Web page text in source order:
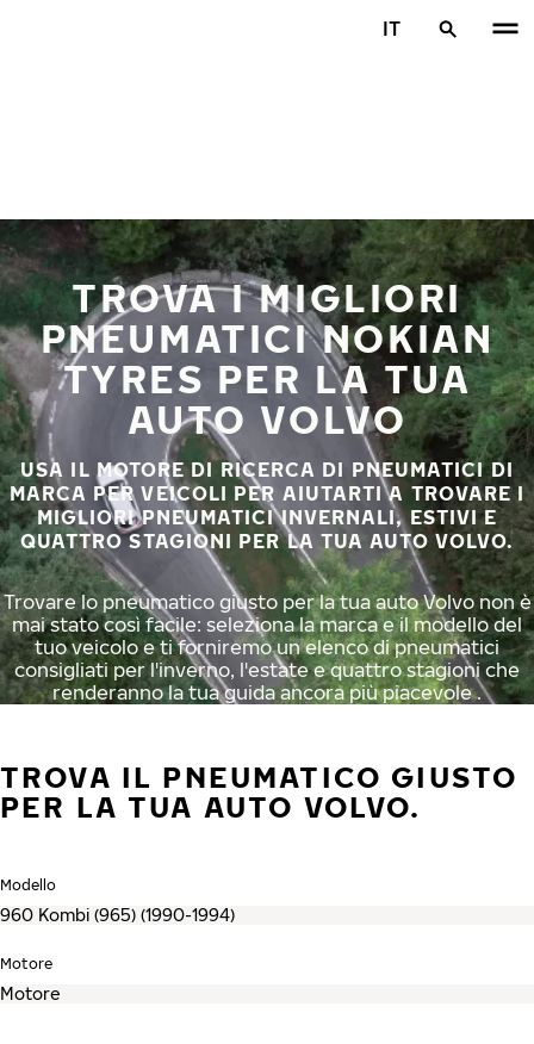
IT
TROVA I MIGLIORI
PNEUMATICI NOKIAN
TYRES PER LA TUA
AUTO VOLVO
USA IL MOTORE DI RICERCA DI PNEUMATICI DI
MARCA PER VEICOLI PER AIUTARTI A TROVARE I
MIGLIORI PNEUMATICI INVERNALI, ESTIVI E
QUATTRO STAGIONI PER LA TUA AUTO VOLVO.
Trovare lo pneumatico giusto per la tua auto Volvo non è
mai stato così facile: seleziona la marca e il modello del
tuo veicolo e ti forniremo un elenco di pneumatici
consigliati per l'inverno, l'estate e quattro stagioni che
renderanno la tua guida ancora più piacevole .
TROVA IL PNEUMATICO GIUSTO
PER LA TUA AUTO VOLVO.
Modello
Motore